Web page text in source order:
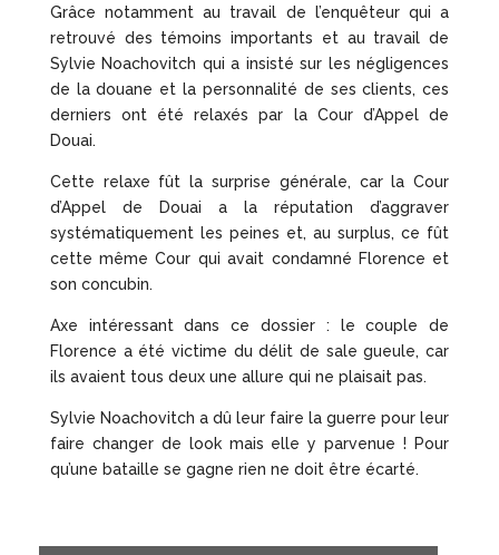
Grâce notamment au travail de l’enquêteur qui a
retrouvé des témoins importants et au travail de
Sylvie Noachovitch qui a insisté sur les négligences
de la douane et la personnalité de ses clients, ces
derniers ont été relaxés par la Cour d’Appel de
Douai.
Cette relaxe fût la surprise générale, car la Cour
d’Appel de Douai a la réputation d’aggraver
systématiquement les peines et, au surplus, ce fût
cette même Cour qui avait condamné Florence et
son concubin.
Axe intéressant dans ce dossier : le couple de
Florence a été victime du délit de sale gueule, car
ils avaient tous deux une allure qui ne plaisait pas.
Sylvie Noachovitch a dû leur faire la guerre pour leur
faire changer de look mais elle y parvenue ! Pour
qu’une bataille se gagne rien ne doit être écarté.